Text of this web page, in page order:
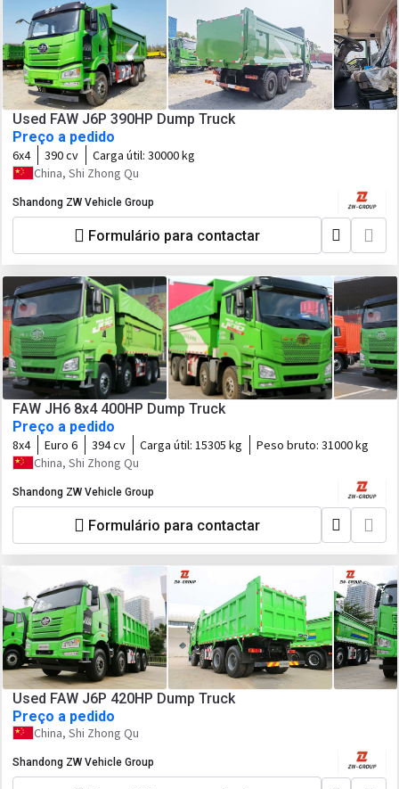
Used FAW J6P 390HP Dump Truck
Preço a pedido
6x4 390 cv Carga útil: 30000 kg
China, Shi Zhong Qu
Shandong ZW Vehicle Group
Formulário para contactar
FAW JH6 8x4 400HP Dump Truck
Preço a pedido
8x4 Euro 6 394 cv Carga útil: 15305 kg Peso bruto: 31000 kg
China, Shi Zhong Qu
Shandong ZW Vehicle Group
Formulário para contactar
Used FAW J6P 420HP Dump Truck
Preço a pedido
China, Shi Zhong Qu
Shandong ZW Vehicle Group